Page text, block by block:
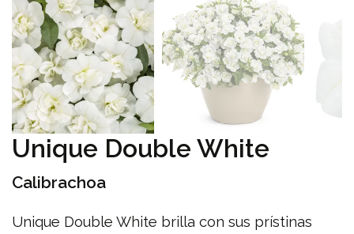
Unique Double White
Calibrachoa
Unique Double White brilla con sus prístinas